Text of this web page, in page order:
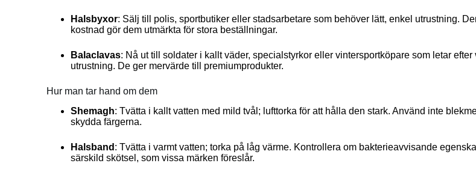
Halsbyxor: Sälj till polis, sportbutiker eller stadsarbetare som behöver lätt, enkel utrustning.
kostnad gör dem utmärkta för stora beställningar.
Balaclavas: Nå ut till soldater i kallt väder, specialstyrkor eller vintersportköpare som letar efter
utrustning. De ger mervärde till premiumprodukter.
Hur man tar hand om dem
Shemagh: Tvätta i kallt vatten med mild tvål; lufttorka för att hålla den stark. Använd inte
skydda färgerna.
Halsband : Tvätta i varmt vatten; torka på låg värme. Kontrollera om bakterieavvisande
särskild skötsel, som vissa märken föreslår.